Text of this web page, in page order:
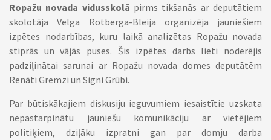
Ropažu novada vidusskolā pirms tikšanās ar deputātiem
skolotāja Velga Rotberga-Bleija organizēja jauniešiem
izpētes nodarbības, kuru laikā analizētas Ropažu novada
stiprās un vājās puses. Šis izpētes darbs lieti noderējis
padziļinātai sarunai ar Ropažu novada domes deputātēm
Renāti Gremzi un Signi Grūbi.
Par būtiskākajiem diskusiju ieguvumiem iesaistītie uzskata
nepastarpinātu jauniešu komunikāciju ar vietējiem
politiķiem, dziļāku izpratni gan par domju darba